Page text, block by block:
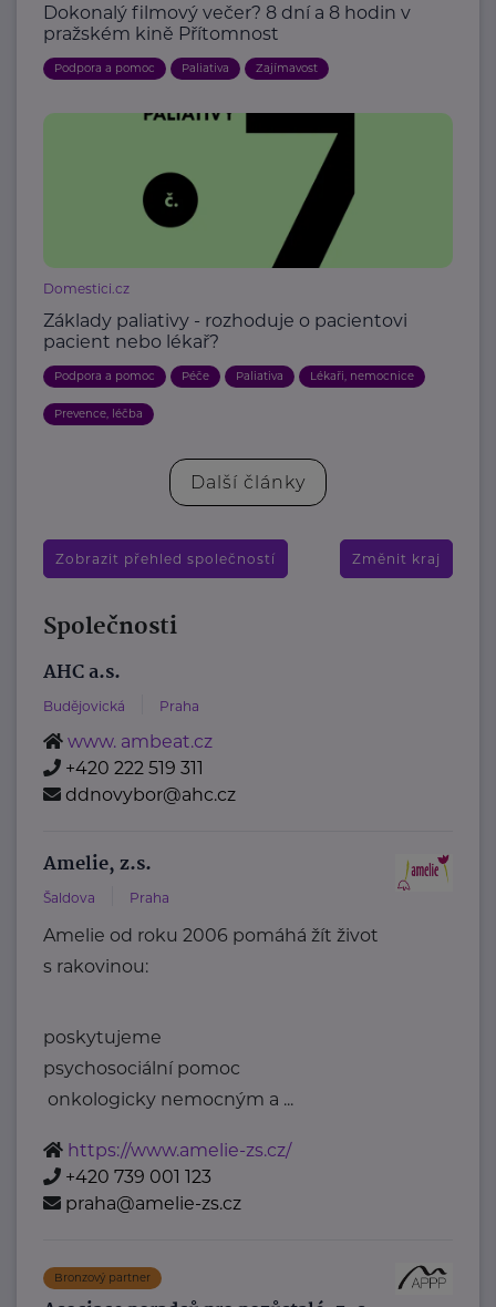
Dokonalý filmový večer? 8 dní a 8 hodin v
pražském kině Přítomnost
Podpora a pomoc Paliativa Zajímavost
Domestici.cz
Základy paliativy - rozhoduje o pacientovi
pacient nebo lékař?
Podpora a pomoc Péče Paliativa Lékaři, nemocnice
Prevence, léčba
Další články
Zobrazit přehled společností Změnit kraj
Společnosti
AHC a.s.
Budějovická Praha
www. ambeat.cz
+420 222 519 311
ddnovybor@ahc.cz
Amelie, z.s.
Šaldova Praha
Amelie od roku 2006 pomáhá žít život
s rakovinou:
poskytujeme
psychosociální pomoc
onkologicky nemocným a ...
https://www.amelie-zs.cz/
+420 739 001 123
praha@amelie-zs.cz
Bronzový partner